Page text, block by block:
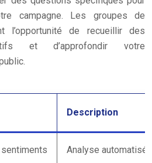
campagne. Les groupes de
l’opportunité de recueillir des
et d’approfondir votre
Description
Analyse